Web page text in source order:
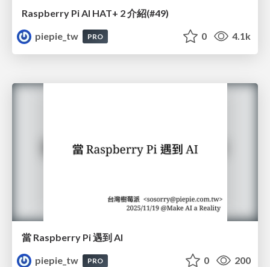
Raspberry Pi AI HAT+ 2 介紹(#49)
piepie_tw
PRO 0 4.1k
當 Raspberry Pi 遇到 AI
piepie_tw
PRO 0 200